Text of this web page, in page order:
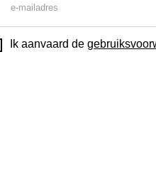
Ik aanvaard de